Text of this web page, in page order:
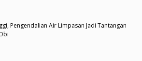
Pengendalian Air Limpasan Jadi Tantangan